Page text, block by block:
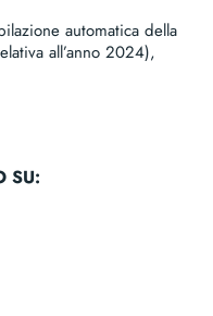
automatica della
all’anno 2024),
SU: